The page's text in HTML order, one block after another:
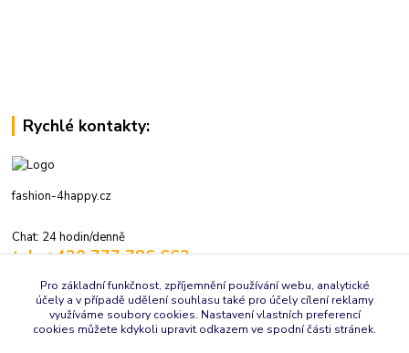
Rychlé kontakty:
fashion-4happy.cz
Chat: 24 hodin/denně
tel.: +420 777 786 662
info@fashion-4happy.cz
Pro základní funkčnost, zpříjemnění používání webu, analytické
účely a v případě udělení souhlasu také pro účely cílení reklamy
využíváme soubory cookies. Nastavení vlastních preferencí
cookies můžete kdykoli upravit odkazem ve spodní části stránek.